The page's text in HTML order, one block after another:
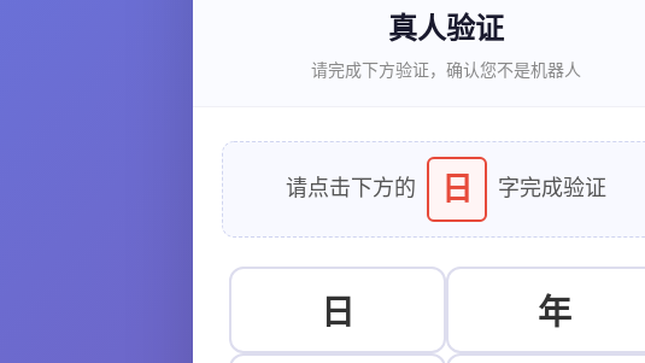
真人验证
请完成下方验证，确认您不是机器人
请点击下方的 日 字完成验证
日 年